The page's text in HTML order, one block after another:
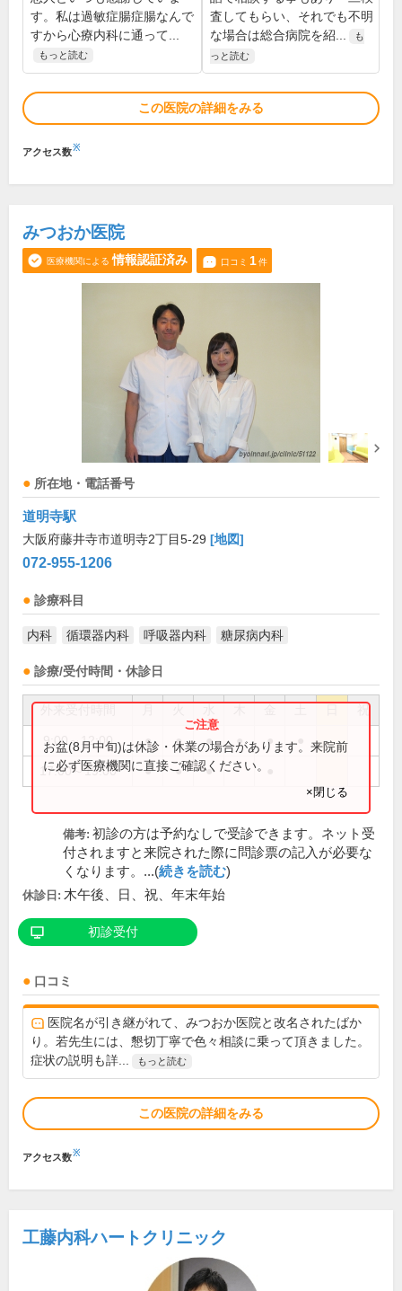
す。私は過敏症腸症腸なんで
すから心療内科に通って...
もっと読む
査してもらい、それでも不明
な場合は総合病院を紹...
も
っと読む
この医院の詳細をみる
アクセス数※
みつおか医院
医療機関による 情報認証済み 口コミ 1件
所在地・電話番号
道明寺駅
大阪府藤井寺市道明寺2丁目5-29 [地図]
072-955-1206
診療科目
内科 循環器内科 呼吸器内科 糖尿病内科
診療/受付時間・休診日
祝
9:00～12:00 ● ● ● ● ●
17:00～19:00 ● ● ●
お盆(8月中旬)は休診・休業の場合があります。来院前
に必ず医療機関に直接ご確認ください。
×閉じる
備考: 初診の方は予約なしで受診できます。ネット受
付されますと来院された際に問診票の記入が必要な
くなります。...(続きを読む)
休診日: 木午後、日、祝、年末年始
初診受付
口コミ
医院名が引き継がれて、みつおか医院と改名されたばか
り。若先生には、懇切丁寧で色々相談に乗って頂きました。
症状の説明も詳...
もっと読む
この医院の詳細をみる
アクセス数※
工藤内科ハートクリニック